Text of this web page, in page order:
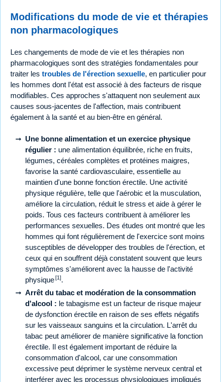
Modifications du mode de vie et thérapies
non pharmacologiques
Les changements de mode de vie et les thérapies non
pharmacologiques sont des stratégies fondamentales pour
traiter les troubles de l'érection sexuelle, en particulier pour
les hommes dont l'état est associé à des facteurs de risque
modifiables. Ces approches s'attaquent non seulement aux
causes sous-jacentes de l'affection, mais contribuent
également à la santé et au bien-être en général.
Une bonne alimentation et un exercice physique
régulier : une alimentation équilibrée, riche en fruits,
légumes, céréales complètes et protéines maigres,
favorise la santé cardiovasculaire, essentielle au
maintien d'une bonne fonction érectile. Une activité
physique régulière, telle que l'aérobic et la musculation,
améliore la circulation, réduit le stress et aide à gérer le
poids. Tous ces facteurs contribuent à améliorer les
performances sexuelles. Des études ont montré que les
hommes qui font régulièrement de l'exercice sont moins
susceptibles de développer des troubles de l'érection, et
ceux qui en souffrent déjà constatent souvent que leurs
symptômes s'améliorent avec la hausse de l'activité
physique[1].
Arrêt du tabac et modération de la consommation
d'alcool : le tabagisme est un facteur de risque majeur
de dysfonction érectile en raison de ses effets négatifs
sur les vaisseaux sanguins et la circulation. L'arrêt du
tabac peut améliorer de manière significative la fonction
érectile. Il est également important de réduire la
consommation d'alcool, car une consommation
excessive peut déprimer le système nerveux central et
interférer avec les processus physiologiques impliqués